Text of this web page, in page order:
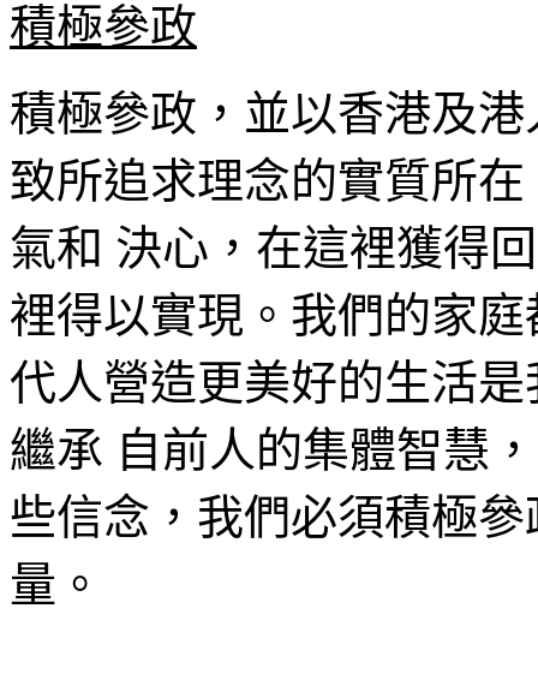
積極參政
積極參政，並以香港及
致所追求理念的實質所
氣和 決心，在這裡獲得
裡得以實現。我們的家
代人營造更美好的生活
繼承 自前人的集體智慧
些信念，我們必須積極
量。